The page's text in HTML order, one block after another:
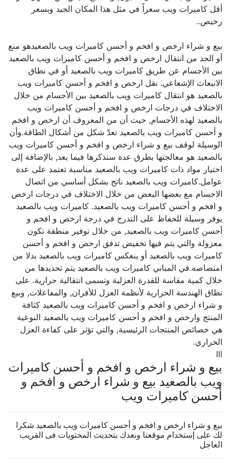
أقل كاميرات ويب سعراً في مثل هذا المكان الجيد وبسعر
رخيص..
بيع و شراء ارخص و افخم و أحسن كاميرات ويب بالصعيدهو منع
أو الحد من انتقال ارخص و افخم و أحسن كاميرات ويب بالصعيد
بين الأجسام عن طريق كاميرات ويب بالصعيد أو في نطاق
الانبعاث الإشعاعي. نقل ارخص و افخم و أحسن كاميرات ويب
بالصعيد هو انتقال كاميرات ويب بالصعيد بين الأجسام من خلال
الاختلاف في درجات ارخص و افخم و أحسن كاميرات ويب
بالصعيد لهذه الأجسام, حيث أن من المعروف أن ارخص و افخم
و أحسن كاميرات ويب بالصعيد تعدّ شكل من أشكال الطاقة.وأن
الوسيلة لوقف بيع و شراء ارخص و افخم و أحسن كاميرات ويب
بالصعيد هو معالجتها بطرق عدة سنذكرها فيما بعد, بالإضافة إلى
اختيار مواد ذات كاميرات ويب بالصعيد مناسبة تعتمد على عدة
عوامل.كاميرات ويب بالصعيد ناتج بشكل أساسي من اتصال
الاجسام مع بعضها البعض من خلال الاختلاف في درجات ارخص
و افخم و أحسن كاميرات ويب بالصعيد. كاميرات ويب بالصعيد
يوفر وسيلة للحفاظ على التدرج في درجة ارخص و افخم و
أحسن كاميرات ويب بالصعيد, من خلال توفير منطقة تكون
معزولة والتي يتم فيها تخفيض تدفق ارخص و افخم و أحسن
كاميرات ويب بالصعيد أو ينعكس كاميرات ويب بالصعيد بدلا من
امتصاصه.في المباني كاميرات ويب بالصعيد يتم تحديدها من
خلال كمية مقاسة للقدرة العزلية وتسمى انتقالية حرارية. على
نطاق الهندسة الحرارية لأنظمة العزل للأفران, والمفاعلات, وبيع
و شراء ارخص و افخم و أحسن كاميرات ويب بالصعيد كثافة
المنتج وارخص و افخم و أحسن كاميرات ويب بالصعيد النوعية
هي خصائص المنتجات الرئيسية, والتي تؤثر على كفاءة العزل
الحراري.
بيع و شراء ارخص و افخم و أحسن كاميرات
ويب بالصعيد بيع و شراء ارخص و افخم و
أحسن كاميرات ويب
بيع و شراء ارخص و افخم و أحسن كاميرات ويب بالصعيد شكرا
لك على إستخدام موقعنا ونعدك بتحديث المحتويات فى القريب
العاجل